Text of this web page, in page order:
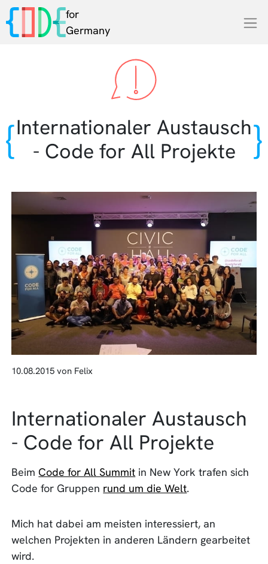
for
Germany
Internationaler Austausch
- Code for All Projekte
10.08.2015 von Felix
Internationaler Austausch
- Code for All Projekte
Beim Code for All Summit in New York trafen sich
Code for Gruppen rund um die Welt.
Mich hat dabei am meisten interessiert, an
welchen Projekten in anderen Ländern gearbeitet
wird.